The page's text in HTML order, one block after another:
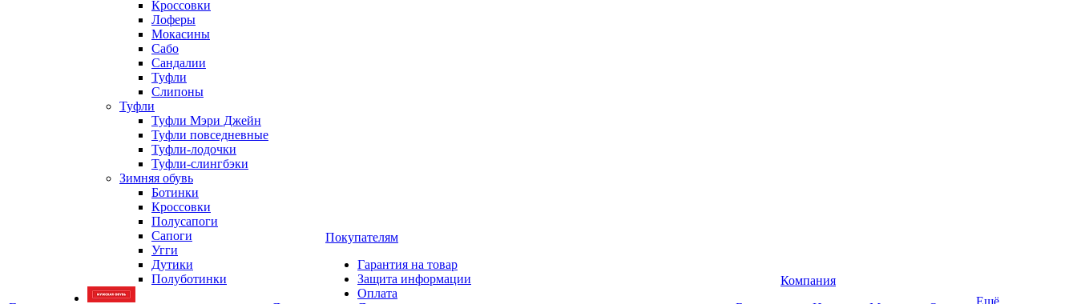
Кроссовки
Лоферы
Мокасины
Сабо
Сандалии
Туфли
Слипоны
Туфли
Туфли Мэри Джейн
Туфли повседневные
Туфли-лодочки
Туфли-слингбэки
Зимняя обувь
Ботинки
Кроссовки
Полусапоги
Сапоги
Угги
Дутики
Полуботинки
Покупателям
Гарантия на товар
Защита информации
Оплата
Компания
Ещё